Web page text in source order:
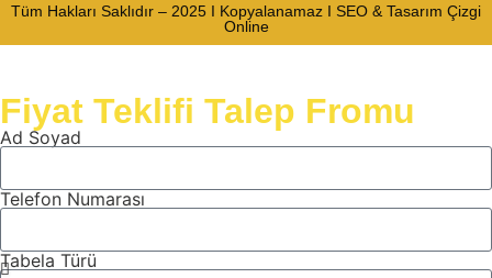
Tüm Hakları Saklıdır – 2025 I Kopyalanamaz I SEO & Tasarım Çizgi
Online
Fiyat Teklifi Talep Fromu
Ad Soyad
Telefon Numarası
Tabela Türü